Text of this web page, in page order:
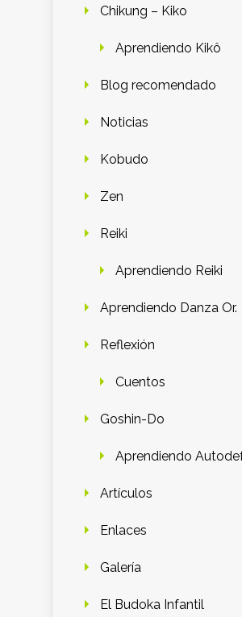
Chikung – Kiko
Aprendiendo Kikô
Blog recomendado
Noticias
Kobudo
Zen
Reiki
Aprendiendo Reiki
Aprendiendo Danza Or.
Reflexión
Cuentos
Goshin-Do
Aprendiendo
Artículos
Enlaces
Galería
El Budoka Infantil